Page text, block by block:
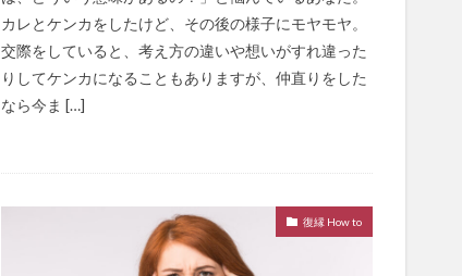
カレとケンカをしたけど、その後の様子にモヤモヤ。
交際をしていると、考え方の違いや想いがすれ違った
りしてケンカになることもありますが、仲直りをした
なら今ま […]
復縁 How to